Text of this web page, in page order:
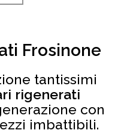
Frosinone
tantissimi
rigenerati
con
imbattibili.